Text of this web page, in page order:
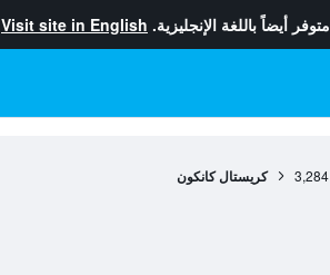
متوفر أيضاً باللغة الإنجليزية. Visit site in English
3,284 كريستال كانكون